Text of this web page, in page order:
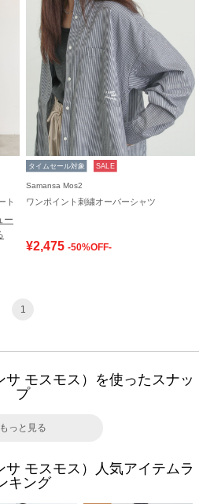
ト
ー
タイムセール対象 SALE
Samansa Mos2
ワンポイント刺繍オーバーシャツ
¥2,475 -50%OFF-
1
モスモス）を使ったスナッ
プ
もっと見る
モスモス）人気アイテムラ
キング